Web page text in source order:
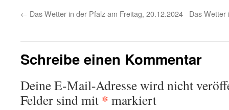
← Das Wetter in der Pfalz am Freitag, 20.12.2024 Das Wetter
Schreibe einen Kommentar
Deine E-Mail-Adresse wird nicht
Felder sind mit * markiert